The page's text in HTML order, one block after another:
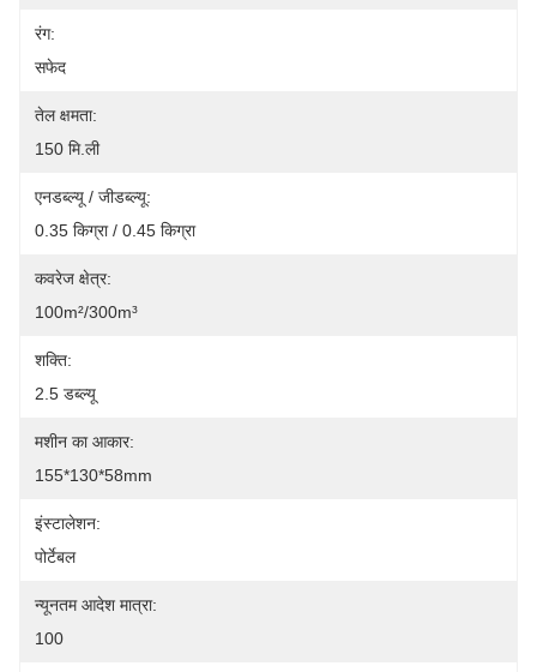
रंग:
सफेद
तेल क्षमता:
150 मि.ली
एनडब्ल्यू / जीडब्ल्यू:
0.35 किग्रा / 0.45 किग्रा
कवरेज क्षेत्र:
100m²/300m³
शक्ति:
2.5 डब्ल्यू
मशीन का आकार:
155*130*58mm
इंस्टालेशन:
पोर्टेबल
न्यूनतम आदेश मात्रा:
100